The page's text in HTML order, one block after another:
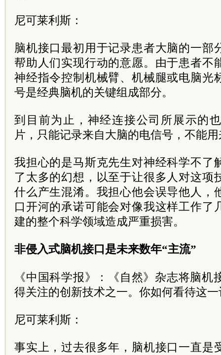
尼可莱利斯：
脑机接口最初用于记录患者大脑的一部
帮助人们实现行动的意愿。由于患者不
神经指令控制机械臂、机械腿或电脑光
号是经典脑机的关键组成部分。
到目前为止，神经连接公司所展示的
片，只能记录来自大脑的电信号，不能
我担心的是马斯克先生对神经科学不了
了太多的幻想，以至于让很多人对这项
什么产生混淆。我担心他会误导他人，
口开河的承诺可能会对像我这样工作了
建的整个科学领域造成严重损害。
非侵入式脑机接口是未来数年“主流”
《中国科学报》：《自然》杂志将脑机
得关注的创新技术之一。你如何看待这
尼可莱利斯：
事实上，过去很多年，脑机接口一直是